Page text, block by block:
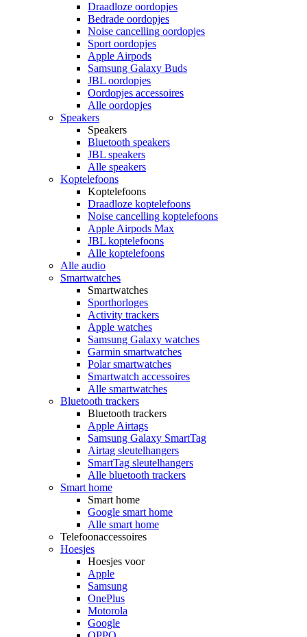
Draadloze oordopjes
Bedrade oordopjes
Noise cancelling oordopjes
Sport oordopjes
Apple Airpods
Samsung Galaxy Buds
JBL oordopjes
Oordopjes accessoires
Alle oordopjes
Speakers
Speakers
Bluetooth speakers
JBL speakers
Alle speakers
Koptelefoons
Koptelefoons
Draadloze koptelefoons
Noise cancelling koptelefoons
Apple Airpods Max
JBL koptelefoons
Alle koptelefoons
Alle audio
Smartwatches
Smartwatches
Sporthorloges
Activity trackers
Apple watches
Samsung Galaxy watches
Garmin smartwatches
Polar smartwatches
Smartwatch accessoires
Alle smartwatches
Bluetooth trackers
Bluetooth trackers
Apple Airtags
Samsung Galaxy SmartTag
Airtag sleutelhangers
SmartTag sleutelhangers
Alle bluetooth trackers
Smart home
Smart home
Google smart home
Alle smart home
Telefoonaccessoires
Hoesjes
Hoesjes voor
Apple
Samsung
OnePlus
Motorola
Google